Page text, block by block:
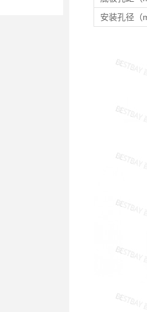
安装孔径（